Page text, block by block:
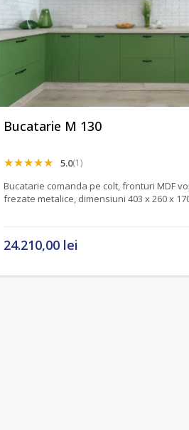
Bucatarie M 130
5.0(1)
Bucatarie comanda pe colt, fronturi MDF vopsit
frezate metalice, dimensiuni 403 x 260 x
24.210,00 lei